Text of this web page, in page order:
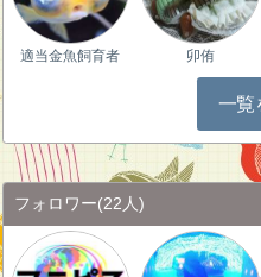
適当金魚飼育者 卯侑
一覧
フォロワー(22人)